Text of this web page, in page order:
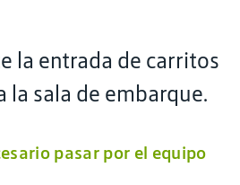
la entrada de carritos
la sala de embarque.
pasar por el equipo